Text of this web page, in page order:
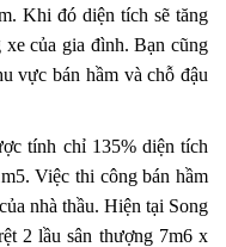
Khi đó diện tích sẽ tăng
của gia đình. Bạn cũng
vực bán hầm và chỗ đậu
tính chỉ 135% diện tích
Việc thi công bán hầm
nhà thầu. Hiện tại Song
2 lầu sân thượng 7m6 x